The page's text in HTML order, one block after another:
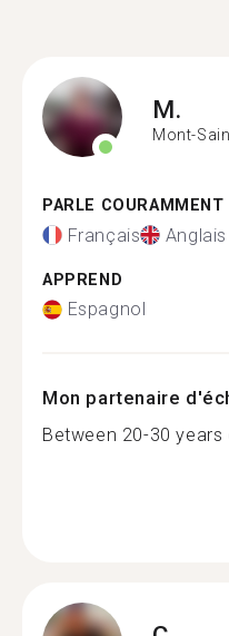
M.
Mont-
PARLE COURAMMENT
Français Anglais
APPREND
Espagnol
Mon partenaire
Between 20-30 years